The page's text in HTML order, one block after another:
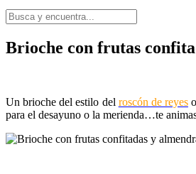
Brioche con frutas
Un brioche del estilo del roscón de reyes
para el desayuno o la merienda…te